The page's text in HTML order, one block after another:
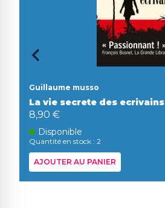
Guillaume musso
La vie secrete des ecrivains
8,90 €
Disponible
Quantité en stock : 2
AJOUTER AU PANIER